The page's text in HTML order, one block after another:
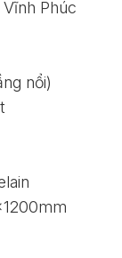
Phúc
nổi)